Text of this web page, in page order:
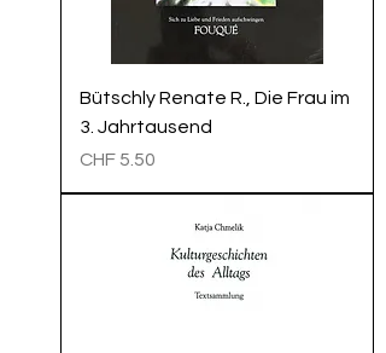
Bütschly Renate R., Die Frau im
3. Jahrtausend
Preis
CHF 5.50